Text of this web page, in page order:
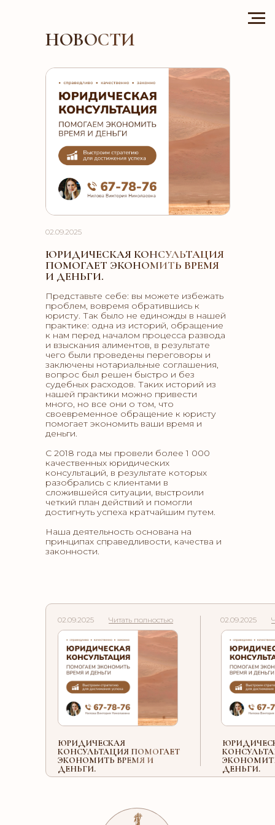
ЮРИДИЧЕСКАЯ КОНСУЛЬТАЦИЯ
ПОМОГАЕТ ЭКОНОМИТЬ ВРЕМЯ
И ДЕНЬГИ.
НОВОСТИ
Представьте себе: вы можете избежать
проблем, вовремя обратившись к
юристу. Так было не единожды в нашей
практике: одна из историй, обращение
к нам перед началом процесса развода
и взыскания алиментов, в результате
чего были проведены переговоры и
заключены нотариальные соглашения,
вопрос был решен быстро и без
судебных расходов. Таких историй из
нашей практики можно привести
много, но все они о том, что
своевременное обращение к юристу
помогает экономить ваши время и
деньги.
С 2018 года мы провели более 1 000
качественных юридических
консультаций, в результате которых
разобрались с клиентами в
сложившейся ситуации, выстроили
четкий план действий и помогли
достигнуть успеха кратчайшим путем.
Наша деятельность основана на
принципах справедливости, качества и
законности.
02.09.2025
Читать полностью
02.09.2025 02.09.2025
ДЕНЬГИ.
ЮРИДИЧЕСКАЯ
КОНСУЛЬТАЦИЯ ПОМОГАЕТ
ЭКОНОМИТЬ ВРЕМЯ И
ДЕНЬГИ.